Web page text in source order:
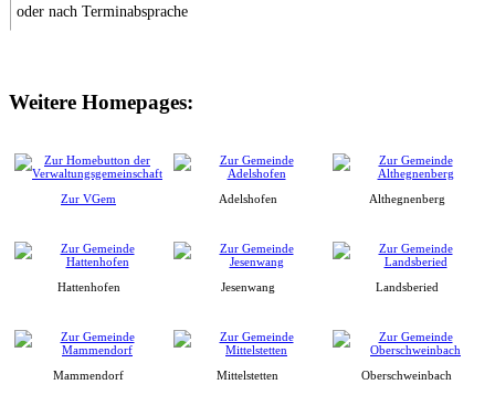
oder nach Terminabsprache
Weitere Homepages:
Zur VGem Adelshofen Althegnenberg
Hattenhofen Jesenwang Landsberied
Mammendorf Mittelstetten Oberschweinbach